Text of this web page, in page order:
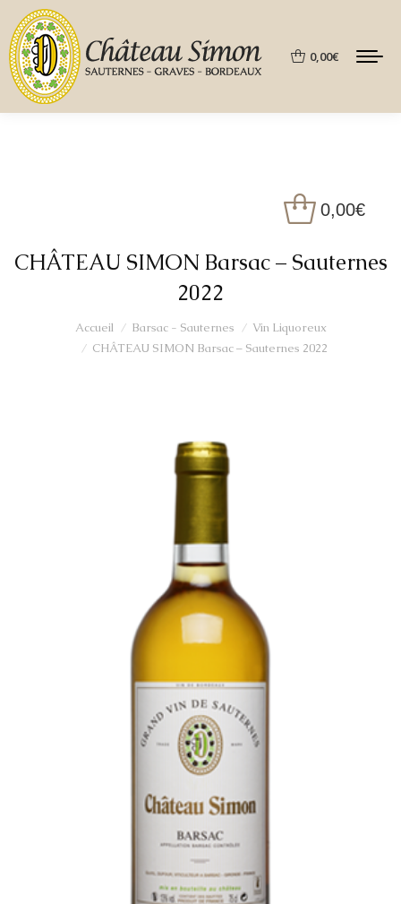
0,00€
0,00€
CHÂTEAU SIMON Barsac – Sauternes
2022
Accueil Barsac - Sauternes
Vin Liquoreux
CHÂTEAU SIMON Barsac – Sauternes 2022